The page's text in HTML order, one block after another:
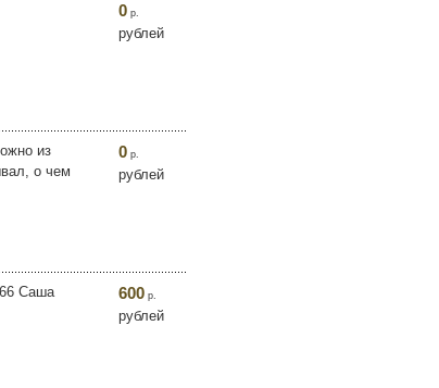
0 р.
рублей
из
о чем
0 р.
рублей
Саша 600 р.
рублей